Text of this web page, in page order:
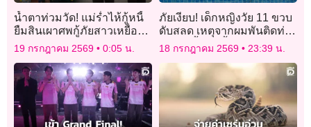
น้ำตาท่วมวัด! แม่ร่ำไห้กู้หนี้
ยืมสินเผาศพกู้ภัยสาวเหยื่อ
‘โรงเบียร์ ณ ลาดพร้าว’
19 กรกฎาคม 2569 0:05 น.
ภัยเงียบ! เด็กหญิงวัย 11 ขวบ
ดับสลด เหตุจากผมพันติดท่อ
ระบายน้ำจนขึ้นจากก้นสระ
18 กรกฎาคม 2569 23:39 น.